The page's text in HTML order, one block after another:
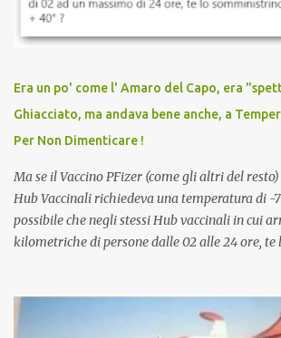
vaccinato, nessuno aveva prima cercato di
persona cattiva. Non avevamo mai visto un
vaccino usato per minacciare i mezzi di
scuola. Non avevamo mai visto un vaccino che
dodicenne di ignorare il consenso dei genitori.
che abbiamo elencato sopra...
Era un po' come l' Amaro del Capo, era
Ghiacciato, ma andava bene anche, a
Per Non Dimenticare !
Ma se il Vaccino PFizer (come gli altri del
Hub Vaccinali richiedeva una temperatura di -
possibile che negli stessi Hub vaccinali in cui
kilometriche di persone dalle 02 alle 24 ore,
Vaccino come: l' Amaro del Capo, era
andava bene anche, a Temperatura